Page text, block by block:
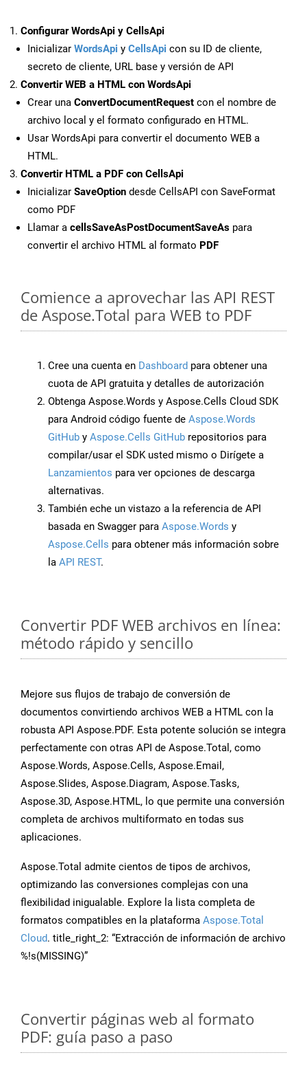
Configurar WordsApi y CellsApi
Inicializar WordsApi y CellsApi con su ID de cliente,
secreto de cliente, URL base y versión de API
Convertir WEB a HTML con WordsApi
Crear una ConvertDocumentRequest con el nombre de
archivo local y el formato configurado en HTML.
Usar WordsApi para convertir el documento WEB a
HTML.
Convertir HTML a PDF con CellsApi
Inicializar SaveOption desde CellsAPI con SaveFormat
como PDF
Llamar a cellsSaveAsPostDocumentSaveAs para
convertir el archivo HTML al formato PDF
Comience a aprovechar las API REST
de Aspose.Total para WEB to PDF
Cree una cuenta en Dashboard para obtener una
cuota de API gratuita y detalles de autorización
Obtenga Aspose.Words y Aspose.Cells Cloud SDK
para Android código fuente de Aspose.Words
GitHub y Aspose.Cells GitHub repositorios para
compilar/usar el SDK usted mismo o Dirígete a
Lanzamientos para ver opciones de descarga
alternativas.
También eche un vistazo a la referencia de API
basada en Swagger para Aspose.Words y
Aspose.Cells para obtener más información sobre
la API REST.
Convertir PDF WEB archivos en línea:
método rápido y sencillo
Mejore sus flujos de trabajo de conversión de
documentos convirtiendo archivos WEB a HTML con la
robusta API Aspose.PDF. Esta potente solución se integra
perfectamente con otras API de Aspose.Total, como
Aspose.Words, Aspose.Cells, Aspose.Email,
Aspose.Slides, Aspose.Diagram, Aspose.Tasks,
Aspose.3D, Aspose.HTML, lo que permite una conversión
completa de archivos multiformato en todas sus
aplicaciones.
Aspose.Total admite cientos de tipos de archivos,
optimizando las conversiones complejas con una
flexibilidad inigualable. Explore la lista completa de
formatos compatibles en la plataforma Aspose.Total
Cloud. title_right_2: “Extracción de información de archivo
%!s(MISSING)”
Convertir páginas web al formato
PDF: guía paso a paso